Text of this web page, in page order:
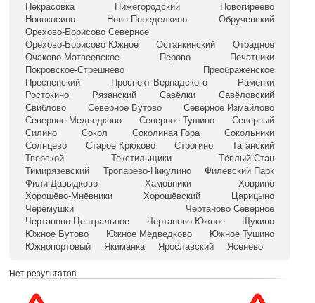
Некрасовка
Нижегородский
Новогиреево
Новокосино
Ново-Переделкино
Обручевский
Орехово-Борисово Северное
Орехово-Борисово Южное
Останкинский
Отрадное
Очаково-Матвеевское
Перово
Печатники
Покровское-Стрешнево
Преображенское
Пресненский
Проспект Вернадского
Раменки
Ростокино
Рязанский Савёлки
Савёловский
Свиблово
Северное Бутово
Северное Измайлово
Северное Медведково
Северное Тушино
Северный
Силино
Сокол Соколиная Гора
Сокольники
Солнцево
Старое Крюково Строгино
Таганский
Тверской
Текстильщики
Тёплый Стан
Тимирязевский
Тропарёво-Никулино
Филёвский Парк
Фили-Давыдково
Хамовники
Ховрино
Хорошёво-Мнёвники
Хорошёвский
Царицыно
Черёмушки
Чертаново Северное
Чертаново Центральное
Чертаново Южное
Щукино
Южное Бутово
Южное Медведково
Южное Тушино
Южнопортовый
Якиманка Ярославский Ясенево
Нет результатов.